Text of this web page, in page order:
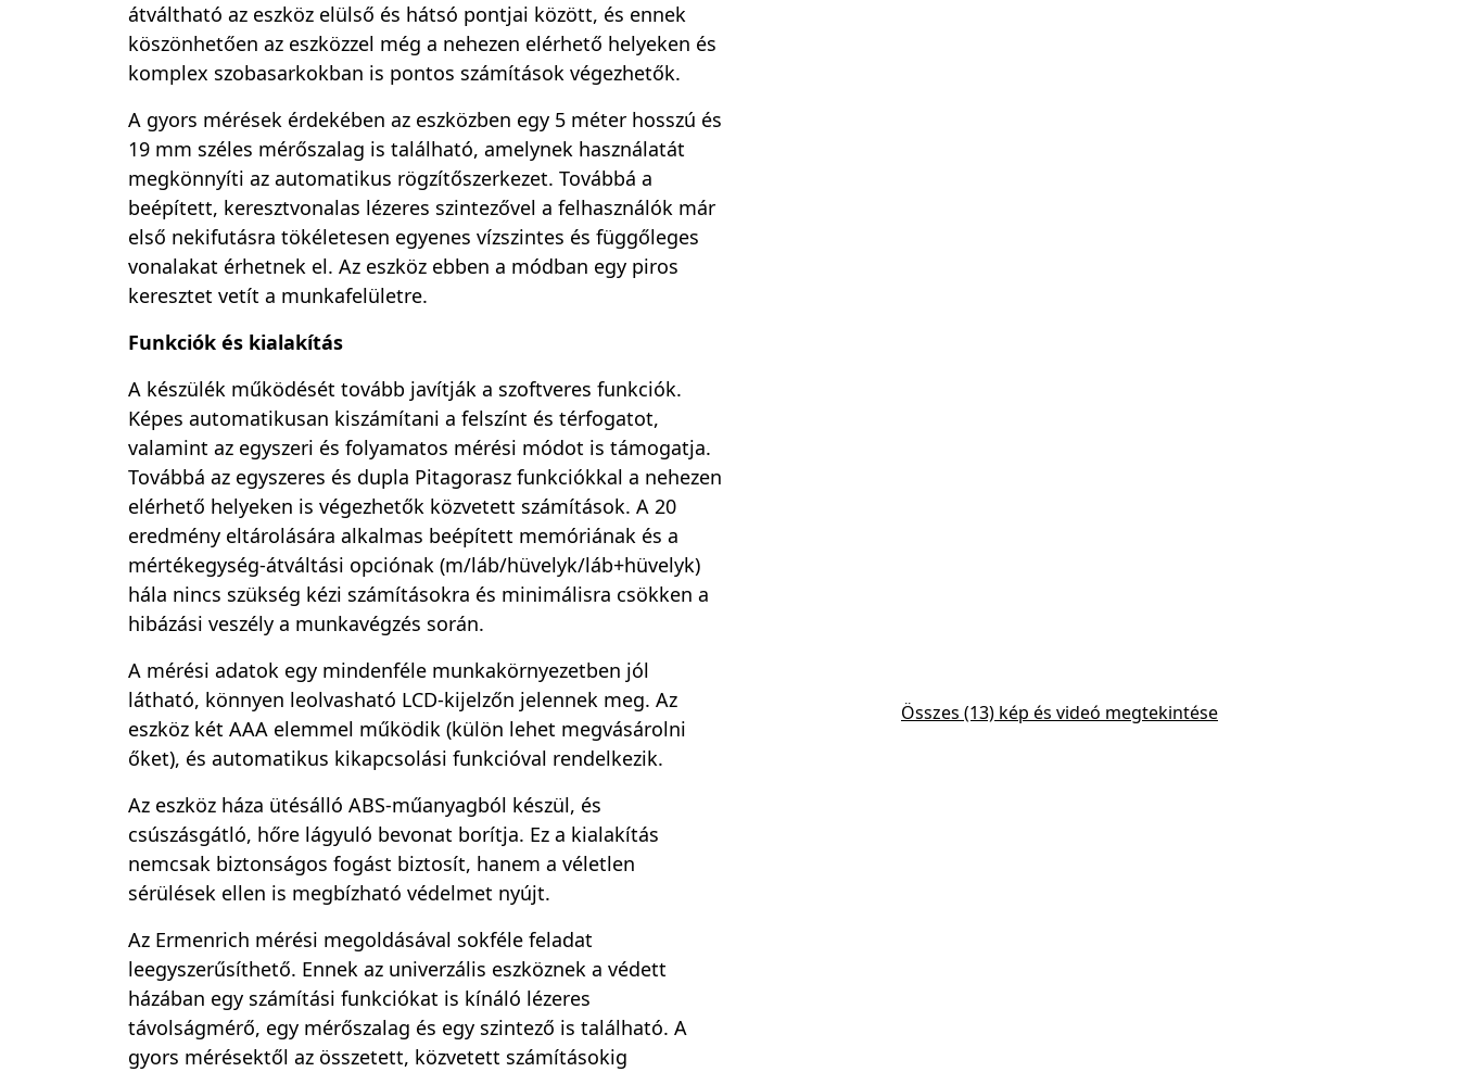
Összes (13) kép és videó megtekintése
átváltható az eszköz elülső és hátsó pontjai között, és ennek
köszönhetően az eszközzel még a nehezen elérhető helyeken és
komplex szobasarkokban is pontos számítások végezhetők.
A gyors mérések érdekében az eszközben egy 5 méter hosszú és
19 mm széles mérőszalag is található, amelynek használatát
megkönnyíti az automatikus rögzítőszerkezet. Továbbá a
beépített, keresztvonalas lézeres szintezővel a felhasználók már
első nekifutásra tökéletesen egyenes vízszintes és függőleges
vonalakat érhetnek el. Az eszköz ebben a módban egy piros
keresztet vetít a munkafelületre.
Funkciók és kialakítás
A készülék működését tovább javítják a szoftveres funkciók.
Képes automatikusan kiszámítani a felszínt és térfogatot,
valamint az egyszeri és folyamatos mérési módot is támogatja.
Továbbá az egyszeres és dupla Pitagorasz funkciókkal a nehezen
elérhető helyeken is végezhetők közvetett számítások. A 20
eredmény eltárolására alkalmas beépített memóriának és a
mértékegység-átváltási opciónak (m/láb/hüvelyk/láb+hüvelyk)
hála nincs szükség kézi számításokra és minimálisra csökken a
hibázási veszély a munkavégzés során.
A mérési adatok egy mindenféle munkakörnyezetben jól
látható, könnyen leolvasható LCD-kijelzőn jelennek meg. Az
eszköz két AAA elemmel működik (külön lehet megvásárolni
őket), és automatikus kikapcsolási funkcióval rendelkezik.
Az eszköz háza ütésálló ABS-műanyagból készül, és
csúszásgátló, hőre lágyuló bevonat borítja. Ez a kialakítás
nemcsak biztonságos fogást biztosít, hanem a véletlen
sérülések ellen is megbízható védelmet nyújt.
Az Ermenrich mérési megoldásával sokféle feladat
leegyszerűsíthető. Ennek az univerzális eszköznek a védett
házában egy számítási funkciókat is kínáló lézeres
távolságmérő, egy mérőszalag és egy szintező is található. A
gyors mérésektől az összetett, közvetett számításokig